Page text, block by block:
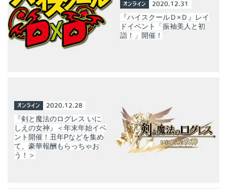
オンライン 2020.12.31
『ハイスクールＤ×Ｄ』レイ
ドイベント「振袖美人と初
詣！」開催！
オンライン 2020.12.28
『剣と魔法のログレス いに
しえの女神』＜年末年始イベ
ント開催！丑年Pなどを集め
て、豪華報酬もらっちゃお
う！＞